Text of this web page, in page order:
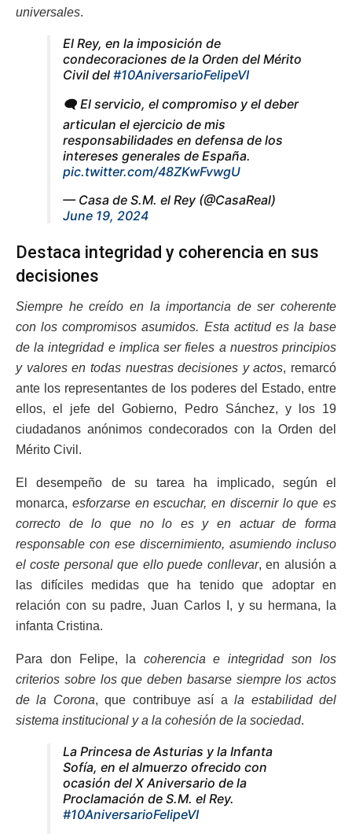
universales.
El Rey, en la imposición de
condecoraciones de la Orden del Mérito
Civil del #10AniversarioFelipeVI
🗨 El servicio, el compromiso y el deber
articulan el ejercicio de mis
responsabilidades en defensa de los
intereses generales de España.
pic.twitter.com/48ZKwFvwgU
— Casa de S.M. el Rey (@CasaReal)
June 19, 2024
Destaca integridad y coherencia en sus
decisiones
Siempre he creído en la importancia de ser coherente
con los compromisos asumidos. Esta actitud es la base
de la integridad e implica ser fieles a nuestros principios
y valores en todas nuestras decisiones y actos, remarcó
ante los representantes de los poderes del Estado, entre
ellos, el jefe del Gobierno, Pedro Sánchez, y los 19
ciudadanos anónimos condecorados con la Orden del
Mérito Civil.
El desempeño de su tarea ha implicado, según el
monarca, esforzarse en escuchar, en discernir lo que es
correcto de lo que no lo es y en actuar de forma
responsable con ese discernimiento, asumiendo incluso
el coste personal que ello puede conllevar, en alusión a
las difíciles medidas que ha tenido que adoptar en
relación con su padre, Juan Carlos I, y su hermana, la
infanta Cristina.
Para don Felipe, la coherencia e integridad son los
criterios sobre los que deben basarse siempre los actos
de la Corona, que contribuye así ala estabilidad del
sistema institucional y a la cohesión de la sociedad.
La Princesa de Asturias y la Infanta
Sofía, en el almuerzo ofrecido con
ocasión del X Aniversario de la
Proclamación de S.M. el Rey.
#10AniversarioFelipeVI